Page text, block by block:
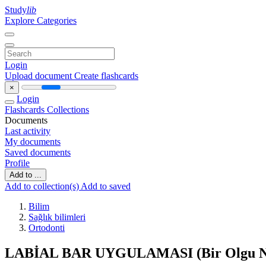
Studylib
Explore Categories
Login
Upload document Create flashcards
×
Login
Flashcards Collections
Documents
Last activity
My documents
Saved documents
Profile
Add to ...
Add to collection(s) Add to saved
Bilim
Sağlık bilimleri
Ortodonti
LABİAL BAR UYGULAMASI (Bir Olgu